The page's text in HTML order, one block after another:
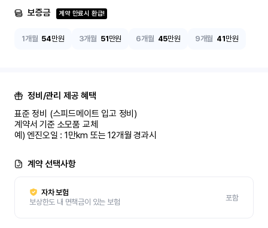
보증금 계약 만료시 환급!
1개월 54만원 3개월 51만원 6개월 45만원 9개월 41만원
정비/관리 제공 혜택
표준 정비 (스피드메이트 입고 정비)
계약서 기준 소모품 교체
예) 엔진오일 : 1만km 또는 12개월 경과시
계약 선택사항
자차 보험
보상한도 내 면책금이 있는 보험
포함